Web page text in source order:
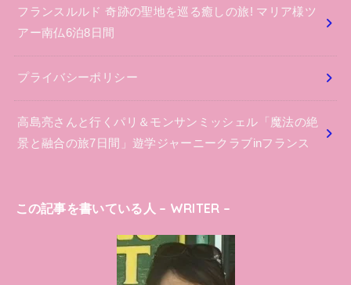
フランスルルド 奇跡の聖地を巡る癒しの旅! マリア様ツ
アー南仏6泊8日間
プライバシーポリシー
高島亮さんと行くパリ＆モンサンミッシェル「魔法の絶
景と融合の旅7日間」遊学ジャーニークラブinフランス
この記事を書いている人 – WRITER –